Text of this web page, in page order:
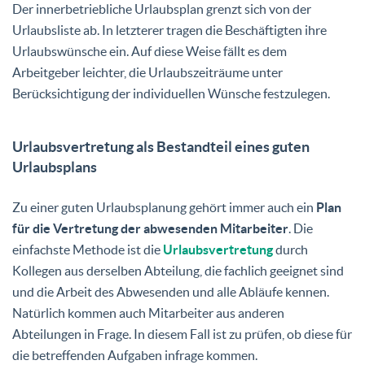
Der innerbetriebliche Urlaubsplan grenzt sich von der
Urlaubsliste ab. In letzterer tragen die Beschäftigten ihre
Urlaubswünsche ein. Auf diese Weise fällt es dem
Arbeitgeber leichter, die Urlaubszeiträume unter
Berücksichtigung der individuellen Wünsche festzulegen.
Urlaubsvertretung als Bestandteil eines guten
Urlaubsplans
Zu einer guten Urlaubsplanung gehört immer auch ein Plan
für die Vertretung der abwesenden Mitarbeiter. Die
einfachste Methode ist die Urlaubsvertretungdurch
Kollegen aus derselben Abteilung, die fachlich geeignet sind
und die Arbeit des Abwesenden und alle Abläufe kennen.
Natürlich kommen auch Mitarbeiter aus anderen
Abteilungen in Frage. In diesem Fall ist zu prüfen, ob diese für
die betreffenden Aufgaben infrage kommen.